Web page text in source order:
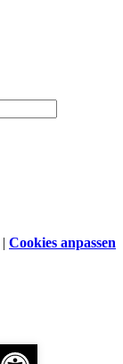
| Cookies anpassen